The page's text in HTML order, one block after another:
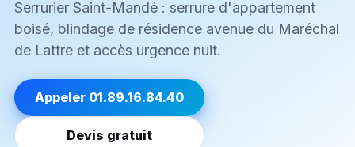
Serrurier Saint-Mandé : serrure d'appartement
boisé, blindage de résidence avenue du Maréchal
de Lattre et accès urgence nuit.
Appeler 01.89.16.84.40
Devis gratuit